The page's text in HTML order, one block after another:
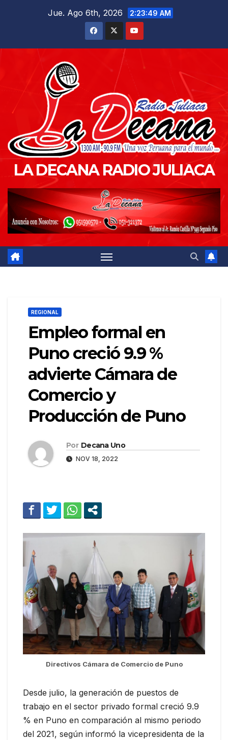
Jue. Ago 6th, 2026 2:23:50 AM
LA DECANA RADIO JULIACA
REGIONAL
Empleo formal en
Puno creció 9.9 %
advierte Cámara de
Comercio y
Producción de Puno
Por Decana Uno
NOV 18, 2022
Directivos Cámara de Comercio de Puno
Desde julio, la generación de puestos de
trabajo en el sector privado formal creció 9.9
% en Puno en comparación al mismo periodo
del 2021, según informó la vicepresidenta de la